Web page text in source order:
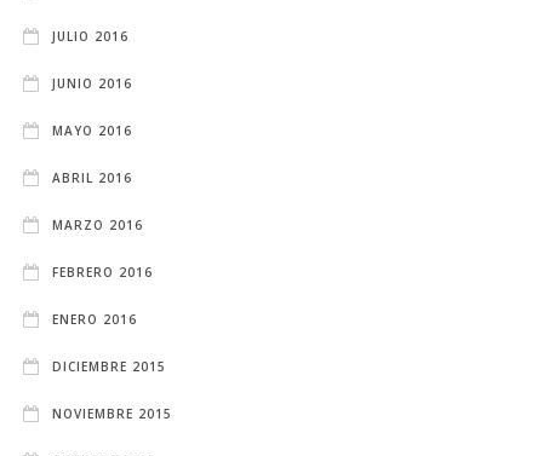
JULIO 2016
JUNIO 2016
MAYO 2016
ABRIL 2016
MARZO 2016
FEBRERO 2016
ENERO 2016
DICIEMBRE 2015
NOVIEMBRE 2015